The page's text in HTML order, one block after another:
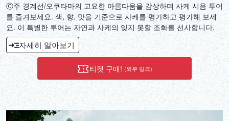
Ⓒ주 경계선/오쿠타마의 고요한 아름다움을 감상하며 사케 시음 투어
를 즐겨보세요. 색, 향, 맛을 기준으로 사케를 평가하고 평가해 보세
요. 이 특별한 투어는 자연과 사케의 잊지 못할 조화를 선사합니다.
자세히 알아보기
티켓 구매! (외부 링크)